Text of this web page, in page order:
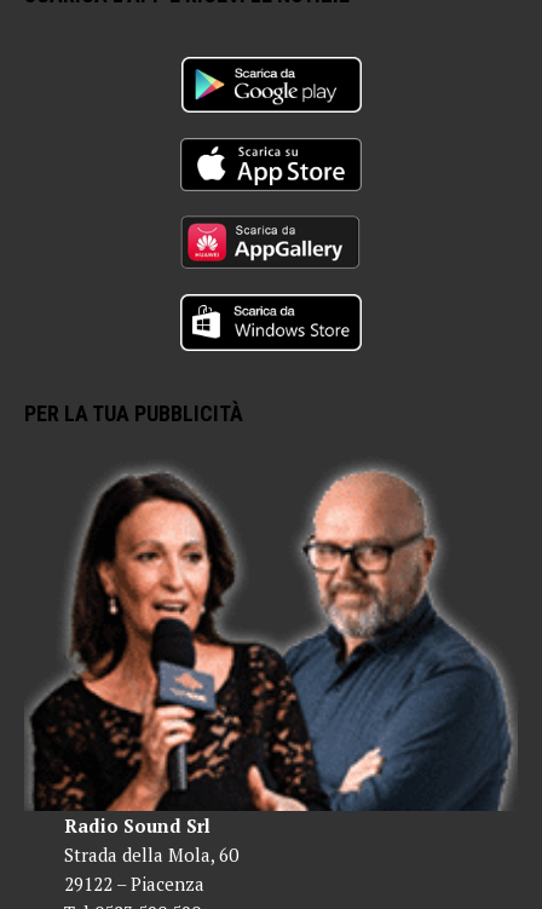
PER LA TUA PUBBLICITÀ
Radio Sound Srl
Strada della Mola, 60
29122 – Piacenza